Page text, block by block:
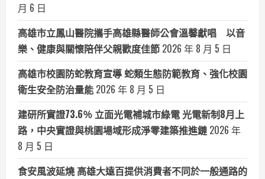
月 6 日
高雄市立鳳山醫院攜手高雄縣醫師公會溫馨獻唱 以音
樂、健康與關懷陪伴父親歡度佳節 2026 年 8 月 5 日
高雄市校園防蛇教育宣導 蛇類生態防範教育、強化校園
衛生安全防治量能 2026 年 8 月 5 日
建研所實證73.6％ 立面光電補城市綠電 光電新制8月上
路，中央實證與桃園場域形成淨零建築推進鏈 2026 年
8 月 5 日
食安風波延燒 高雄大遠百提供消費者不同於一般通路的